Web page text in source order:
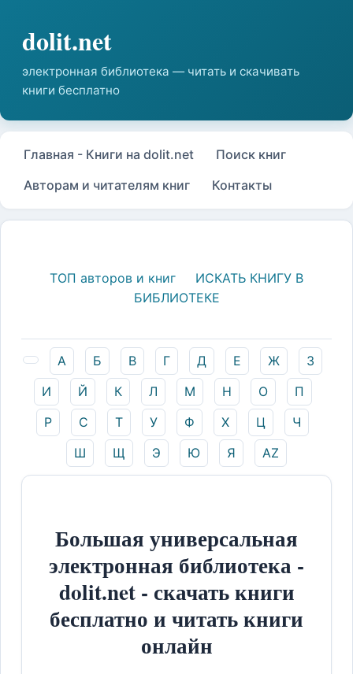
Главная - Книги на dolit.net
Поиск книг
Авторам и читателям книг
Контакты
ТОП авторов и книг
ИСКАТЬ КНИГУ В
БИБЛИОТЕКЕ
А Б В Г Д Е Ж
З
И
Й К Л М Н О
П
Р
С Т У Ф Х Ц
Ч
Ш
Щ Э Ю Я AZ
Большая универсальная
электронная библиотека -
dolit.net - скачать книги
бесплатно и читать книги
онлайн